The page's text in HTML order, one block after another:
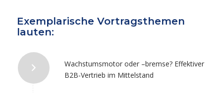
Exemplarische Vortragsthemen
lauten:
Wachstumsmotor oder –bremse? Effektiver
B2B-Vertrieb im Mittelstand